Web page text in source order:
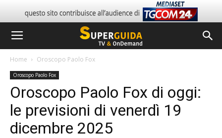
Home Oroscopo Paolo Fox
Oroscopo Paolo Fox
Oroscopo Paolo Fox di oggi:
le previsioni di venerdì 19
dicembre 2025